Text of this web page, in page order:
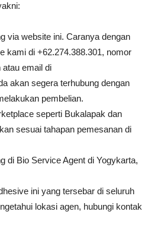
via website ini. Caranya dengan
kami di +62.274.388.301, nomor
atau email di
akan segera terhubung dengan
pembelian.
seperti Bukalapak dan
sesuai tahapan pemesanan di
di Bio Service Agent di Yogykarta,
ini yang tersebar di seluruh
lokasi agen, hubungi kontak